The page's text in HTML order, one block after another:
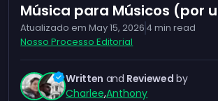
Música para Músicos (por
Atualizado em May 15, 2026 4 min read
Nosso Processo Editorial
Written and Reviewed by
Charlee,Anthony